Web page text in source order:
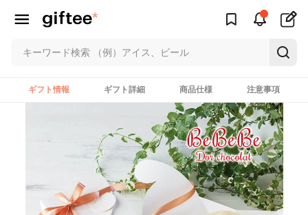
ギフト情報 ギフト詳細 商品仕様 注意事項